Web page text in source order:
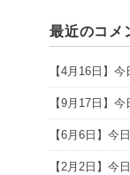
最近のコメ
【4月16日】
【9月17日】
【6月6日】今
【2月2日】今